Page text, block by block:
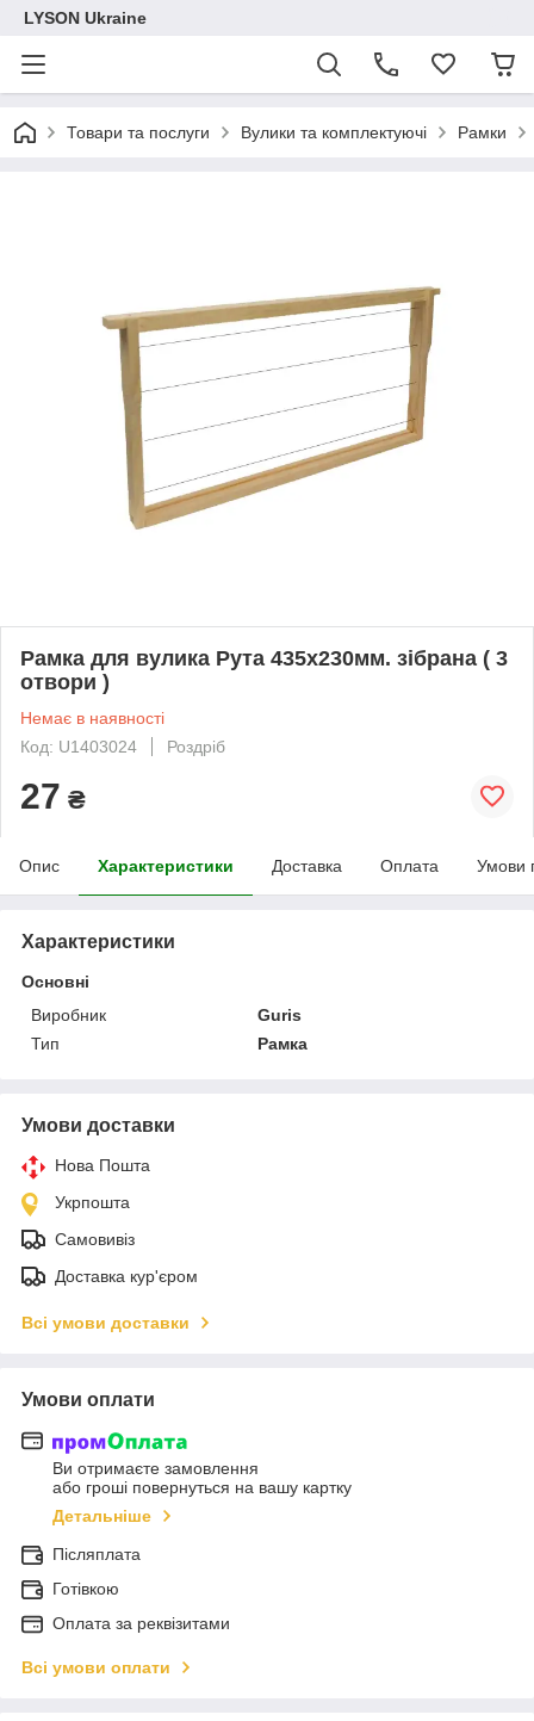
LYSON Ukraine
Товари та послуги Вулики та комплектуючі Рамки
Рамка для вулика Рута 435x230мм. зібрана ( 3
отвори )
Немає в наявності
Код: U1403024
Роздріб
27 ₴
Опис Характеристики Доставка Оплата Умови
Характеристики
Основні
Виробник
Guris
Тип
Рамка
Умови доставки
Нова Пошта
Укрпошта
Самовивіз
Доставка кур'єром
Всі умови доставки
Умови оплати
Ви отримаєте замовлення
або гроші повернуться на вашу картку
Детальніше
Післяплата
Готівкою
Оплата за реквізитами
Всі умови оплати